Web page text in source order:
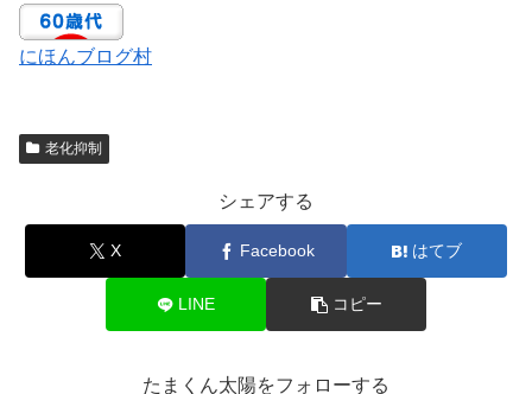
にほんブログ村
老化抑制
シェアする
X Facebook はてブ
LINE コピー
たまくん太陽をフォローする